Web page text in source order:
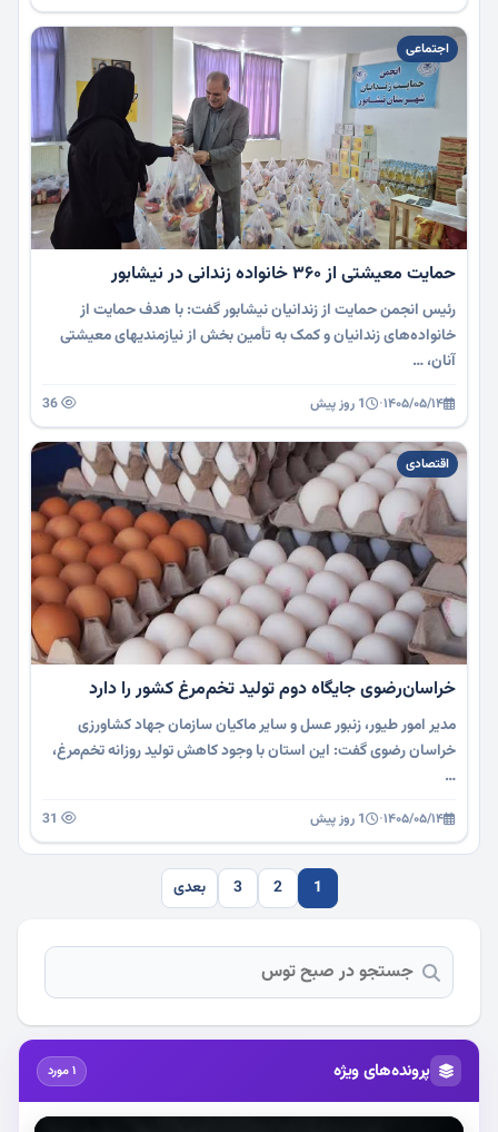
اجتماعی
حمایت معیشتی از ۳۶۰ خانواده زندانی در نیشابور
رئیس انجمن حمایت از زندانیان نیشابور گفت: با هدف حمایت از
خانواده‌های زندانیان و کمک به تأمین بخش از نیازمندیهای معیشتی
آنان، …
۱۴۰۵/۰۵/۱۴· 1 روز پیش
اقتصادی
خراسان‌رضوی جایگاه دوم تولید تخم‌مرغ کشور را دارد
مدیر امور طیور، زنبور عسل و سایر ماکیان سازمان جهاد کشاورزی
خراسان رضوی گفت: این استان با وجود کاهش تولید روزانه تخم‌مرغ،
…
۱۴۰۵/۰۵/۱۴· 1 روز پیش
1
2
3 بعدی
پرونده‌های ویژه 1 مورد